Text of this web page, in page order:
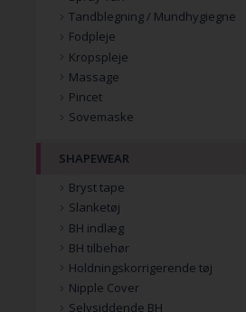
Tandblegning / Mundhygiegne
Fodpleje
Kropspleje
Massage
Pincet
Sovemaske
SHAPEWEAR
Bryst tape
Slanketøj
BH indlæg
BH tilbehør
Holdningskorrigerende tøj
Nipple Cover
Selvsiddende BH